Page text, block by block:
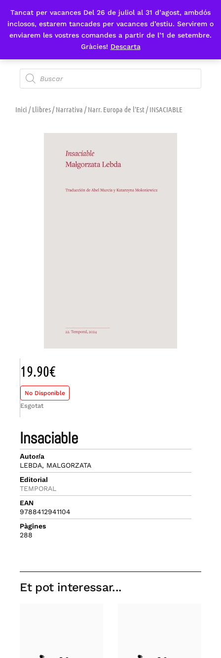
Tancat per vacances Del 26 de juliol al 31 d’agost, ambdós
inclosos, estarem tancades per vacances d’estiu. Servirem o
enviarem les vostres comandes a partir de l’1 de setembre.
Gràcies! Descarta
Fes-te'n sòcia
Inici /Llibres/Narrativa /Narr. Europa de l'Est/ INSACIABLE
insaciable
Autor/a
LEBDA, MALGORZATA
Editorial
TEMPORAL
EAN
9788412941104
Pàgines
288
19.90€
No Disponible
Esgotat
Et pot interessar...